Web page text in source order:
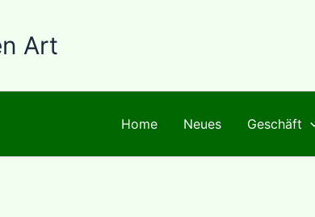
Art
Home Neues Geschäft